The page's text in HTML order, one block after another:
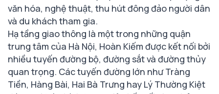
văn hóa, nghệ thuật, thu hút đông đảo người dân
và du khách tham gia.
Hạ tầng giao thông là một trong những quận
trung tâm của Hà Nội, Hoàn Kiếm được kết nối bởi
nhiều tuyến đường bộ, đường sắt và đường thủy
quan trọng. Các tuyến đường lớn như Tràng
Tiền, Hàng Bài, Hai Bà Trưng hay Lý Thường Kiệt